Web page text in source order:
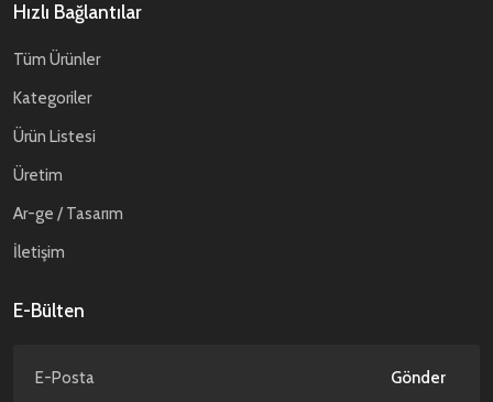
Hızlı Bağlantılar
Tüm Ürünler
Kategoriler
Ürün Listesi
Üretim
Ar-ge / Tasarım
İletişim
E-Bülten
Gönder